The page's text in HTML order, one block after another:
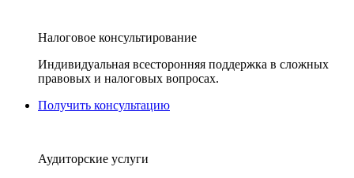
Налоговое консультирование
Индивидуальная всесторонняя поддержка в сложных
правовых и налоговых вопросах.
Получить консультацию
Аудиторские услуги